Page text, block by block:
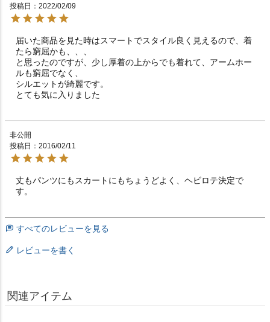
投稿日
2022/02/09
届いた商品を見た時はスマートでスタイル良く見えるので、着
たら窮屈かも、、、
と思ったのですが、少し厚着の上からでも着れて、アームホー
ルも窮屈でなく、
シルエットが綺麗です。
とても気に入りました
非公開
投稿日
2016/02/11
丈もパンツにもスカートにもちょうどよく、ヘビロテ決定で
すべてのレビューを見る
レビューを書く
関連アイテム